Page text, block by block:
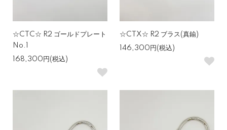
☆CTC☆ R2 ゴールドプレート
No.1
168,300円(税込)
☆CTX☆ R2 ブラス(真鍮)
146,300円(税込)